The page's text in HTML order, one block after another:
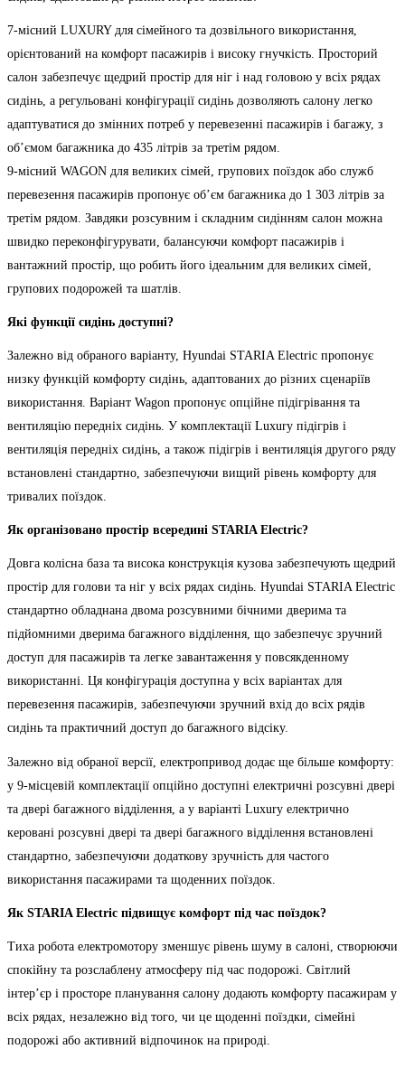
7-місний LUXURY для сімейного та дозвільного використання,
орієнтований на комфорт пасажирів і високу гнучкість. Просторий
салон забезпечує щедрий простір для ніг і над головою у всіх рядах
сидінь, а регульовані конфігурації сидінь дозволяють салону легко
адаптуватися до змінних потреб у перевезенні пасажирів і багажу, з
об’ємом багажника до 435 літрів за третім рядом.
9-місний WAGON для великих сімей, групових поїздок або служб
перевезення пасажирів пропонує об’єм багажника до 1 303 літрів за
третім рядом. Завдяки розсувним і складним сидінням салон можна
швидко переконфігурувати, балансуючи комфорт пасажирів і
вантажний простір, що робить його ідеальним для великих сімей,
групових подорожей та шатлів.
Які функції сидінь доступні?
Залежно від обраного варіанту, Hyundai STARIA Electric пропонує
низку функцій комфорту сидінь, адаптованих до різних сценаріїв
використання. Варіант Wagon пропонує опційне підігрівання та
вентиляцію передніх сидінь. У комплектації Luxury підігрів і
вентиляція передніх сидінь, а також підігрів і вентиляція другого ряду
встановлені стандартно, забезпечуючи вищий рівень комфорту для
тривалих поїздок.
Як організовано простір всередині STARIA Electric?
Довга колісна база та висока конструкція кузова забезпечують щедрий
простір для голови та ніг у всіх рядах сидінь. Hyundai STARIA Electric
стандартно обладнана двома розсувними бічними дверима та
підйомними дверима багажного відділення, що забезпечує зручний
доступ для пасажирів та легке завантаження у повсякденному
використанні. Ця конфігурація доступна у всіх варіантах для
перевезення пасажирів, забезпечуючи зручний вхід до всіх рядів
сидінь та практичний доступ до багажного відсіку.
Залежно від обраної версії, електропривод додає ще більше комфорту:
у 9-місцевій комплектації опційно доступні електричні розсувні двері
та двері багажного відділення, а у варіанті Luxury електрично
керовані розсувні двері та двері багажного відділення встановлені
стандартно, забезпечуючи додаткову зручність для частого
використання пасажирами та щоденних поїздок.
Як STARIA Electric підвищує комфорт під час поїздок?
Тиха робота електромотору зменшує рівень шуму в салоні, створюючи
спокійну та розслаблену атмосферу під час подорожі. Світлий
інтер’єр і просторе планування салону додають комфорту пасажирам у
всіх рядах, незалежно від того, чи це щоденні поїздки, сімейні
подорожі або активний відпочинок на природі.